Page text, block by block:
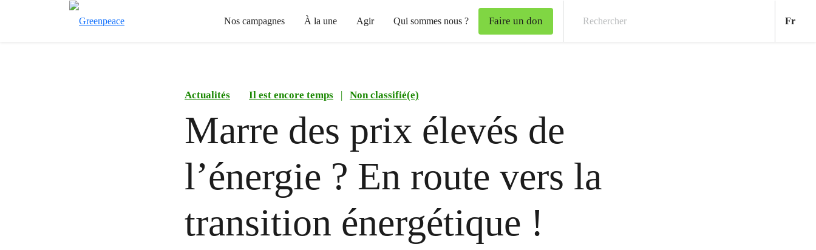
Nos campagnes À la une Agir Qui sommes nous ? Faire un don Fr
Actualités Il est encore temps | Non classifié(e)
Marre des prix élevés de
l’énergie ? En route vers la
transition énergétique !